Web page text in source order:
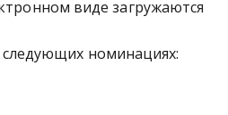
виде загружаются
следующих номинациях: